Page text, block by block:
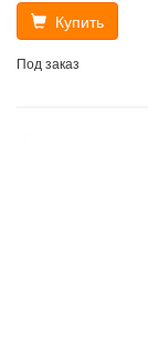
Купить
Под заказ